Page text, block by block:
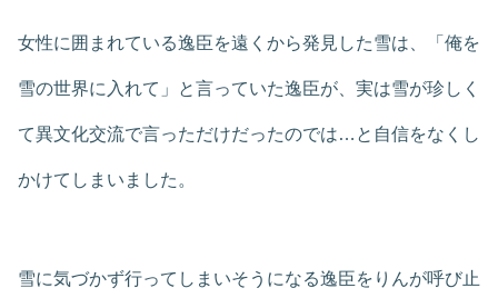
女性に囲まれている逸臣を遠くから発見した雪は、「俺を
雪の世界に入れて」と言っていた逸臣が、実は雪が珍しく
て異文化交流で言っただけだったのでは…と自信をなくし
かけてしまいました。
雪に気づかず行ってしまいそうになる逸臣をりんが呼び止